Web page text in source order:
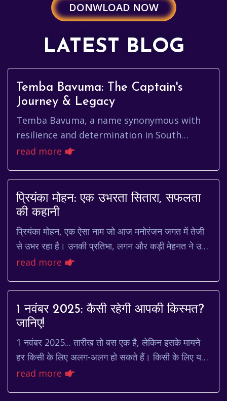
DONWLOAD NOW
LATEST BLOG
Temba Bavuma: The Captain's
Journey & Legacy
Temba Bavuma, a name synonymous with
resilience and determination in South
African cricket, has carved a unique path in
read more
प्रियंका मोहन: एक उभरता सितारा, सफलता
की कहानी
प्रियंका मोहन, एक ऐसा नाम जो आज मनोरंजन जगत में तेजी
से उभर रहा है। उनकी प्रतिभा, लगन और कड़ी मेहनत ने उन्हें
बहुत कम समय में ही दर्शकों के दिलों में ...
read more
1 नवंबर 2025: कैसी रहेगी आपकी किस्मत?
जानिए!
1 नवंबर 2025... तारीख तो बस एक है, लेकिन इसके मायने
हर किसी के लिए अलग-अलग हो सकते हैं। किसी के लिए यह
एक सामान्य दिन होगा, तो किसी के लिए नई शुरुआत क...
read more